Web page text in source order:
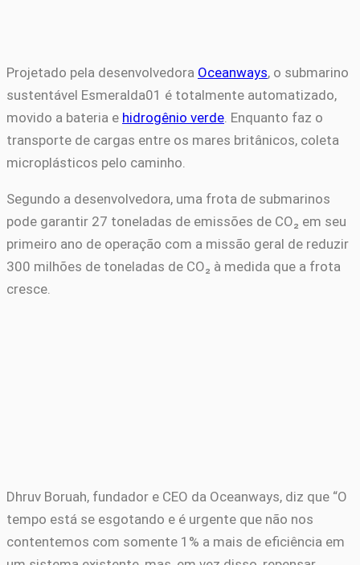
Projetado pela desenvolvedora Oceanways, o submarino
sustentável Esmeralda01 é totalmente automatizado,
movido a bateria e hidrogênio verde . Enquanto faz o
transporte de cargas entre os mares britânicos, coleta
microplásticos pelo caminho.
Segundo a desenvolvedora, uma frota de submarinos
pode garantir 27 toneladas de emissões de CO₂ em seu
primeiro ano de operação com a missão geral de reduzir
300 milhões de toneladas de CO₂ à medida que a frota
cresce.
Dhruv Boruah, fundador e CEO da Oceanways, diz que “O
tempo está se esgotando e é urgente que não nos
contentemos com somente 1% a mais de eficiência em